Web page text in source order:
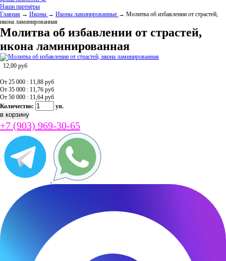
Наши партнёры
Главная → Иконы → Иконы ламинированные → Молитва об избавлении от страстей,
икона ламинированная
Молитва об избавлении от страстей,
икона ламинированная
12,00 руб
От 25 000 : 11,88 руб
От 35 000 : 11,76 руб
От 50 000 : 11,64 руб
Количество:
уп.
+7 (903) 969-30-65